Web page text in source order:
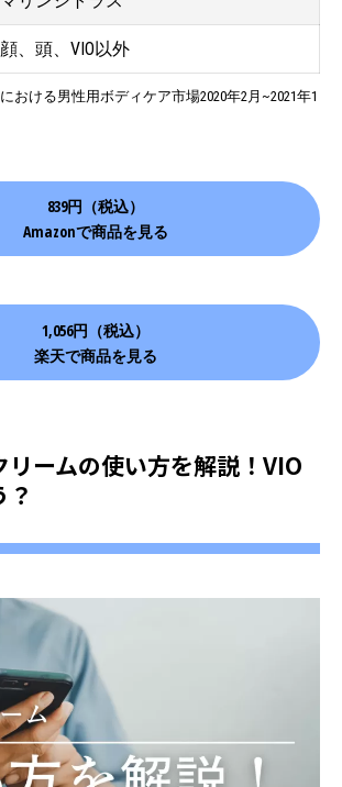
顔、頭、VIO以外
おける男性用ボディケア市場2020年2月~2021年1
839円（税込）
Amazonで商品を見る
1,056円（税込）
楽天で商品を見る
リームの使い方を解説！VIO